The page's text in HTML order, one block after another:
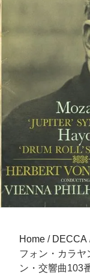
Home / DECCA
フォン・カラヤ
ン・交響曲103